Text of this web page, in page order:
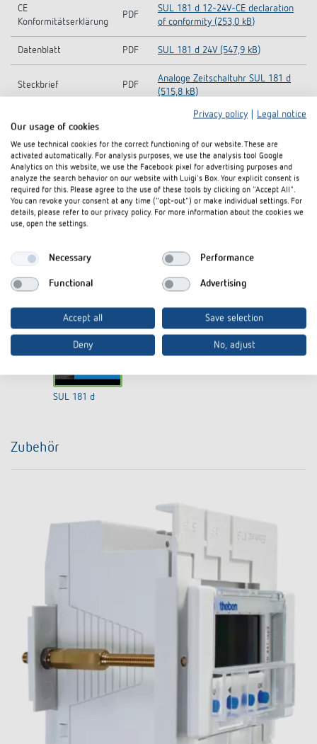
CE
Konformitätserklärung
PDF
SUL 181 d 12-24V-CE declaration
of conformity (253,0 kB)
Datenblatt PDF SUL 181 d 24V (547,9 kB)
Steckbrief PDF
Analoge Zeitschaltuhr SUL 181 d
(515,8 kB)
In den Dokumentenkorb
I agree that external content may be displayed to me.
Personal data can thus be transferred to third party
SUL 181 d
Zubehör
Privacy policy
Legal notice
Our usage of cookies
We use technical cookies for the correct functioning of our website. These are
activated automatically. For analysis purposes, we use the analysis tool Google
Analytics on this website, we use the Facebook pixel for advertising purposes and
analyze the search behavior on our website with Luigi's Box. Your explicit consent is
required for this. Please agree to the use of these tools by clicking on "Accept All".
You can revoke your consent at any time ("opt-out") or make individual settings. For
details, please refer to our privacy policy. For more information about the cookies we
use, open the settings.
Necessary Performance
Functional Advertising
Accept all Save selection
Deny No, adjust